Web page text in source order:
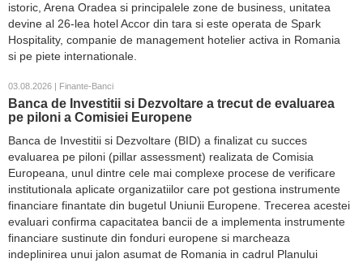
istoric, Arena Oradea si principalele zone de business, unitatea
devine al 26-lea hotel Accor din tara si este operata de Spark
Hospitality, companie de management hotelier activa in Romania
si pe piete internationale.
03.08.2026 | Finante-Banci
Banca de Investitii si Dezvoltare a trecut de evaluarea
pe piloni a Comisiei Europene
Banca de Investitii si Dezvoltare (BID) a finalizat cu succes
evaluarea pe piloni (pillar assessment) realizata de Comisia
Europeana, unul dintre cele mai complexe procese de verificare
institutionala aplicate organizatiilor care pot gestiona instrumente
financiare finantate din bugetul Uniunii Europene. Trecerea acestei
evaluari confirma capacitatea bancii de a implementa instrumente
financiare sustinute din fonduri europene si marcheaza
indeplinirea unui jalon asumat de Romania in cadrul Planului